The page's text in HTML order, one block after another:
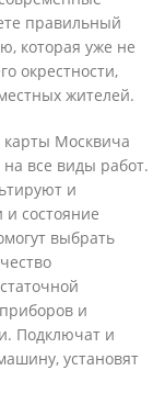
правильный
которая уже не
окрестности,
жителей.
Москвича
все виды работ.
и
состояние
выбрать
и
Подключат и
установят